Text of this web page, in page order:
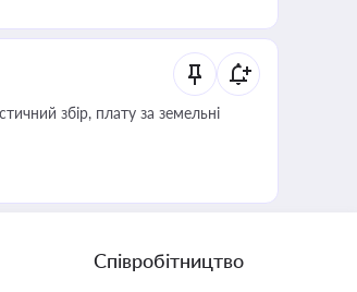
збір, плату за земельні
Співробітництво